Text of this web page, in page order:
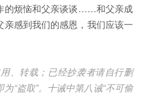
的烦恼和父亲谈谈……和父亲成
感到我们的感恩，我们应该一
、转载；已经抄袭者请自行删
为“盗取”。十诫中第八诫“不可偷